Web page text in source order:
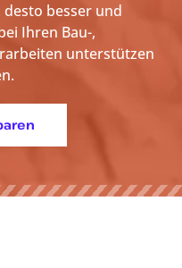
desto besser und
Ihren Bau-,
unterstützen